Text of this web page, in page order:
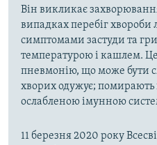
Він викликає
випадках перебіг хвороби
симптомами застуди та
температурою і кашлем.
пневмонію, що може бути
хворих одужує;
ослабленою імунною
11 березня 2020 року